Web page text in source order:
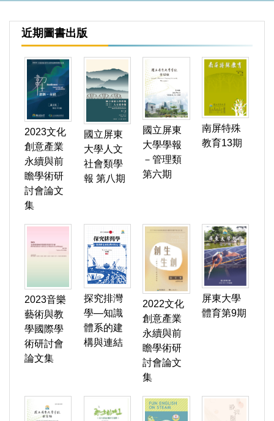
近期圖書出版
2023文化
創意產業
永續與前
瞻學術研
討會論文
集
國立屏東
大學人文
社會類學
報 第八期
國立屏東
大學學報
－管理類
第六期
南屏特殊
教育13期
2023音樂
藝術與教
學國際學
術研討會
論文集
探究排灣
學—知識
體系的建
構與連結
2022文化
創意產業
永續與前
瞻學術研
討會論文
集
屏東大學
體育第9期